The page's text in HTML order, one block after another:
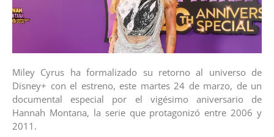
Miley Cyrus ha formalizado su retorno al universo de
Disney+ con el estreno, este martes 24 de marzo, de un
documental especial por el vigésimo aniversario de
Hannah Montana, la serie que protagonizó entre 2006 y
2011.